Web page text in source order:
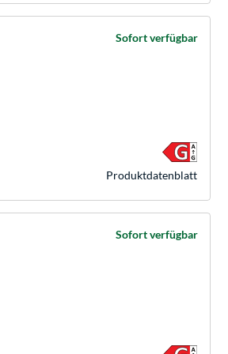
Sofort verfügbar
Produkt­datenblatt
Sofort verfügbar